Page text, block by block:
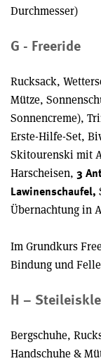
Durchmesser)
G - Freeride
Rucksack,
Mütze,
Sonnencreme),
Erste-Hilfe-Set,
Skitourenski mit
Harscheisen, 3
Lawinenschaufel,
Übernachtung in
Im Grundkurs
Bindung und
H –
Bergschuhe,
Handschuhe &